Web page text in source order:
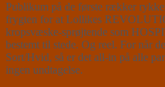
Publikum på de første rækker
frygten for at Lollikes
kropsvæske-sprøjtende som
bestemt til stede. Og reel. For når
Sort/Hvid, så er det all-in på alle
ingen undtagelse.